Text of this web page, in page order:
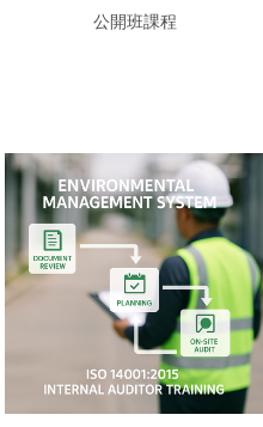
公開班課程